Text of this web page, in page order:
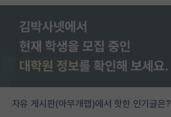
자유 게시판(아무개랩)에서 핫한 인기글은?